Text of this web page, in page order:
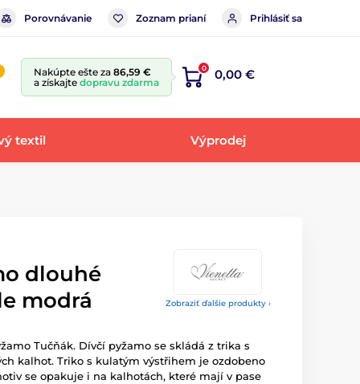
Porovnávanie Zoznam prianí Prihlásiť sa
Nakúpte ešte za 86,59 €
a získajte dopravu zdarma
0 0,00 €
textil Výprodej
Zobraziť ďalšie produkty ›
dlouhé
modrá
Tučňák. Dívčí pyžamo se skládá z trika s
kalhot. Triko s kulatým výstřihem je ozdobeno
se opakuje i na kalhotách, které mají v pase